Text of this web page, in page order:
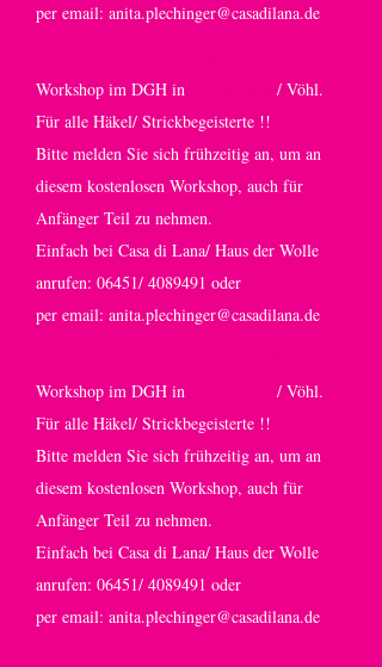
per email: anita.plechinger@casadilana.de
Workshop im DGH in
/ Vöhl.
Für alle Häkel/ Strickbegeisterte !!
Bitte melden Sie sich frühzeitig an, um an
diesem kostenlosen Workshop, auch für
Anfänger Teil zu nehmen.
Einfach bei Casa di Lana/ Haus der Wolle
anrufen: 06451/ 4089491 oder
per email: anita.plechinger@casadilana.de
Workshop im DGH in
/ Vöhl.
Für alle Häkel/ Strickbegeisterte !!
Bitte melden Sie sich frühzeitig an, um an
diesem kostenlosen Workshop, auch für
Anfänger Teil zu nehmen.
Einfach bei Casa di Lana/ Haus der Wolle
anrufen: 06451/ 4089491 oder
per email: anita.plechinger@casadilana.de